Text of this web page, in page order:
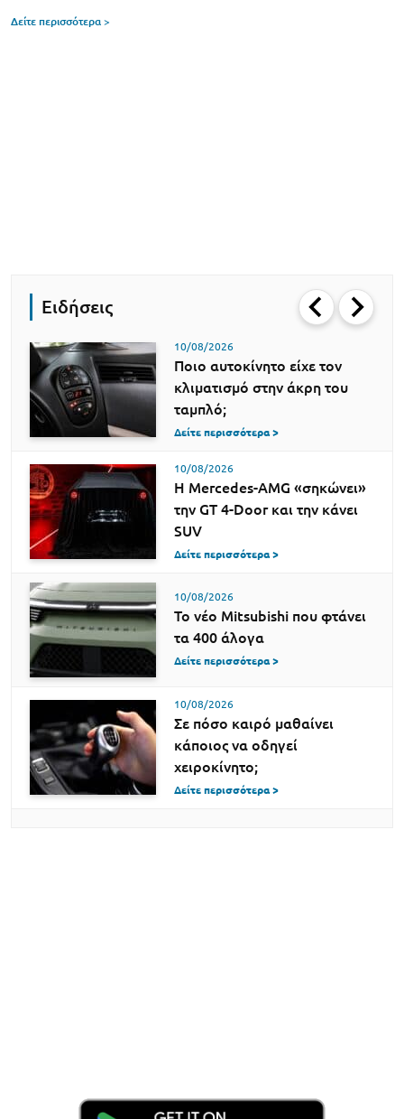
Δείτε περισσότερα >
Ειδήσεις
10/08/2026
Ποιο αυτοκίνητο είχε τον
κλιματισμό στην άκρη του
ταμπλό;
Δείτε περισσότερα >
10/08/2026
Η Mercedes-AMG «σηκώνει»
την GT 4-Door και την κάνει
SUV
Δείτε περισσότερα >
10/08/2026
Το νέο Mitsubishi που φτάνει
τα 400 άλογα
Δείτε περισσότερα >
10/08/2026
Σε πόσο καιρό μαθαίνει
κάποιος να οδηγεί
χειροκίνητο;
Δείτε περισσότερα >